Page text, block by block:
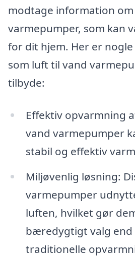
modtage information
varmepumper, som kan
for dit hjem. Her er
som luft til vand
tilbyde:
Effektiv opvarmning
vand varmepumper
stabil og effektiv
Miljøvenlig løsning:
varmepumper
luften, hvilket gør
bæredygtigt valg end
traditionelle